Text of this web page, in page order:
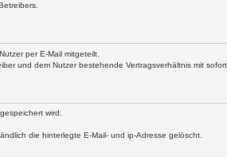
per E-Mail mitgeteilt.
und dem Nutzer bestehende Vertragsverhältnis mit
wird.
die hinterlegte E-Mail- und ip-Adresse gelöscht.